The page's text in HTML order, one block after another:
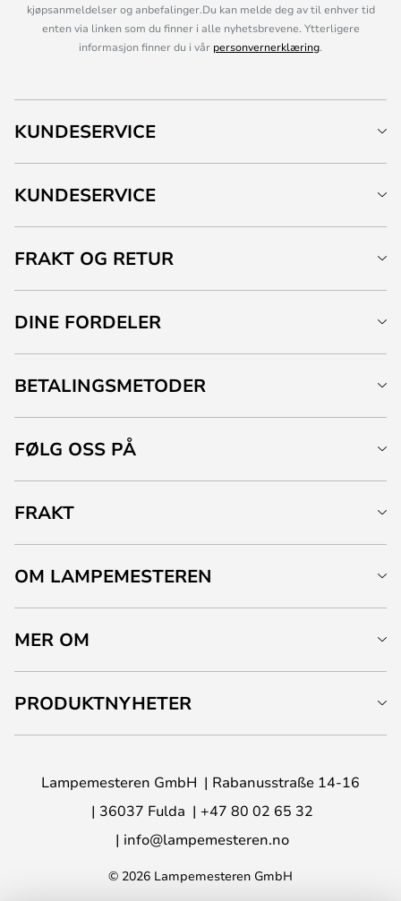
kjøpsanmeldelser og anbefalinger.Du kan melde deg av til enhver tid
enten via linken som du finner i alle nyhetsbrevene. Ytterligere
informasjon finner du i vår personvernerklæring.
KUNDESERVICE
KUNDESERVICE
FRAKT OG RETUR
DINE FORDELER
BETALINGSMETODER
FØLG OSS PÅ
FRAKT
OM LAMPEMESTEREN
MER OM
PRODUKTNYHETER
Lampemesteren GmbH
Rabanusstraße 14-16
36037 Fulda
+47 80 02 65 32
info@lampemesteren.no
© 2026 Lampemesteren GmbH